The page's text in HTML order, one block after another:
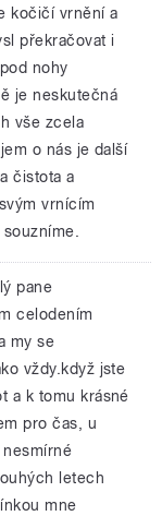
kočičí vrnění a
překračovat i
nohy
je neskutečná
vše zcela
o nás je další
čistota a
vrnícím
pane
celodením
my se
vždy.když jste
a k tomu krásné
pro čas, u
nesmírné
letech
mne